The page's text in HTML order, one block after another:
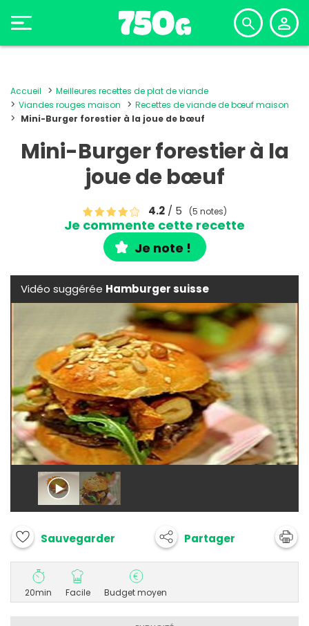
Accueil
Meilleures recettes de plat de viande
Viandes rouges maison
Recettes de viande de bœuf maison
Mini-Burger forestier à la joue de bœuf
Mini-Burger forestier à la
joue de bœuf
4.2/ 5 (5 notes)
Je commente cette recette
Je note !
Vidéo suggérée Hamburger suisse
Sauvegarder Partager
20min Facile Budget moyen